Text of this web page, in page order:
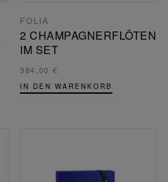
FOLIA
2 CHAMPAGNERFLÖTEN
IM SET
384,00 €
IN DEN WARENKORB